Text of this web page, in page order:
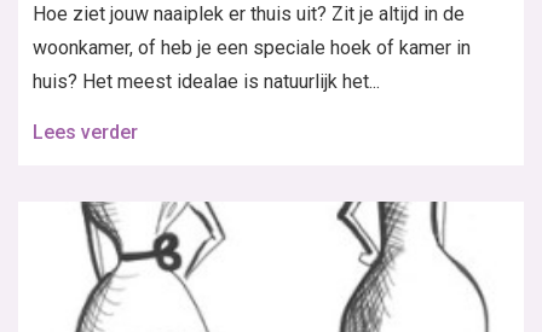
Hoe ziet jouw naaiplek er thuis uit? Zit je altijd in de
woonkamer, of heb je een speciale hoek of kamer in
huis? Het meest idealae is natuurlijk het...
Lees verder